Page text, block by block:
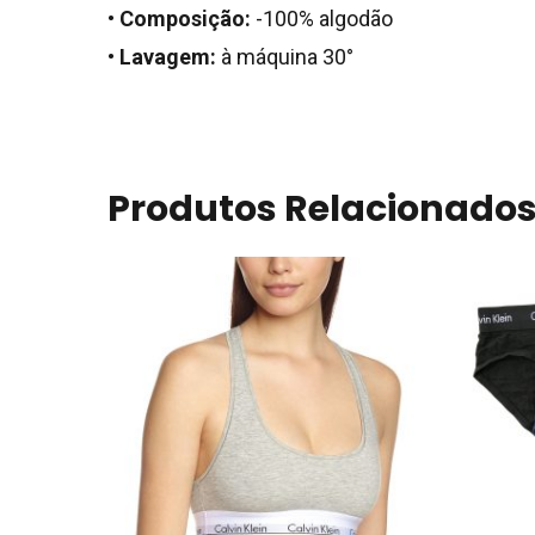
• Composição: -100% algodão
• Lavagem: à máquina 30°
Produtos